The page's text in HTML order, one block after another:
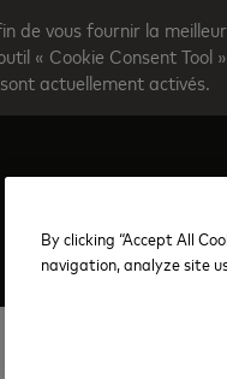
de vous fournir la
« Cookie Consent Tool
actuellement activés.
Créer votre
By clicking “Accept All
navigation, analyze site